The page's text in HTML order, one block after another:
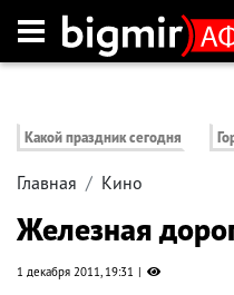
Какой праздник сегодня
Главная Кино
Железная
1 декабря 2011, 19:31